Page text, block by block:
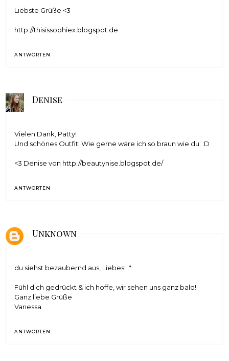
Liebste Grüße <3
http://thisissophiex.blogspot.de
ANTWORTEN
Denise
Vielen Dank, Patty!
Und schönes Outfit! Wie gerne wäre ich so braun wie du. :D
<3 Denise von http://beautynise.blogspot.de/
ANTWORTEN
Unknown
du siehst bezaubernd aus, Liebes! ;*
Fühl dich gedrückt & ich hoffe, wir sehen uns ganz bald!
Ganz liebe Grüße
Vanessa
ANTWORTEN